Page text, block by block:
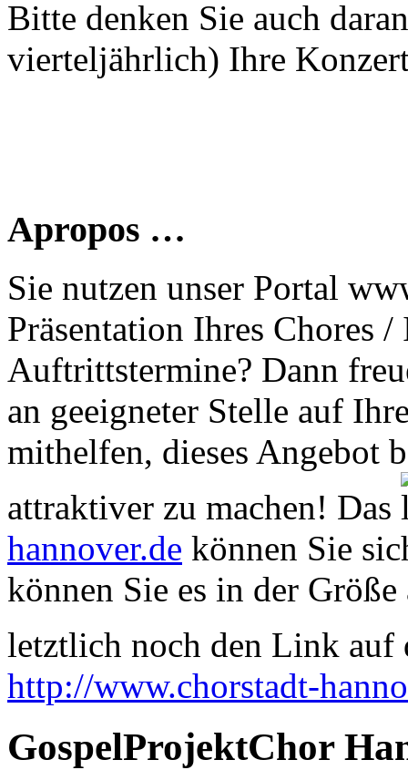
Bitte denken Sie auch
vierteljährlich) Ihre
Apropos …
Sie nutzen unser Portal
Präsentation Ihres Chores
Auftrittstermine? Dann
an geeigneter Stelle auf
mithelfen, dieses Angebot
attraktiver zu machen! Das
hannover.de können Sie
können Sie es in der
letztlich noch den Link auf
http://www.chorstadt-
GospelProjektChor